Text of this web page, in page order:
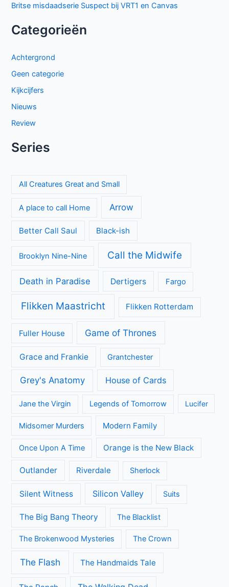
Britse misdaadserie Suspect bij VRT1 en Canvas
Categorieën
Achtergrond
Geen categorie
Kijkcijfers
Nieuws
Review
Series
All Creatures Great and Small
A place to call Home Arrow
Better Call Saul Black-ish
Brooklyn Nine-Nine Call the Midwife
Death in Paradise Dertigers Fargo
Flikken Maastricht Flikken Rotterdam
Fuller House Game of Thrones
Grace and Frankie Grantchester
Grey's Anatomy House of Cards
Jane the Virgin Legends of Tomorrow Lucifer
Midsomer Murders Modern Family
Once Upon A Time Orange is the New Black
Outlander Riverdale Sherlock
Silent Witness Silicon Valley Suits
The Big Bang Theory The Blacklist
The Brokenwood Mysteries The Crown
The Flash The Handmaids Tale